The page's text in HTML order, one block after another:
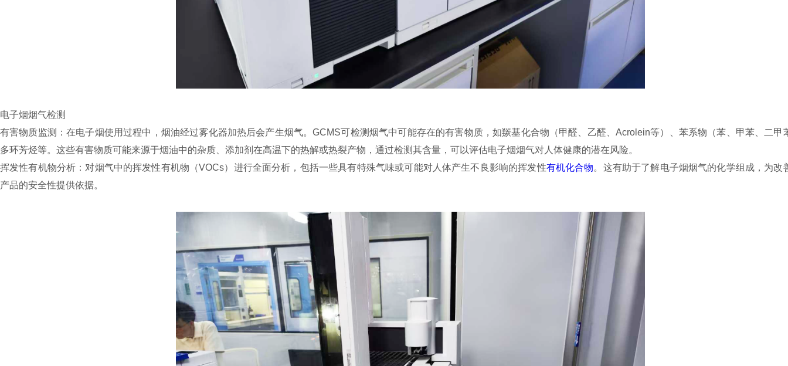
电子烟烟气检测
有害物质监测：在电子烟使用过程中，烟油经过雾化器加热后会产生烟气。GCMS可检测烟气中可能存在的有害物质，如羰基化合物（甲醛、乙醛、Acrolein等）、苯系物（苯、甲苯、二甲
多环芳烃等。这些有害物质可能来源于烟油中的杂质、添加剂在高温下的热解或热裂产物，通过检测其含量，可以评估电子烟烟气对人体健康的潜在风险。
挥发性有机物分析：对烟气中的挥发性有机物（VOCs）进行全面分析，包括一些具有特殊气味或可能对人体产生不良影响的挥发性有机化合物。这有助于了解电子烟烟气的化学组成，为改
产品的安全性提供依据。